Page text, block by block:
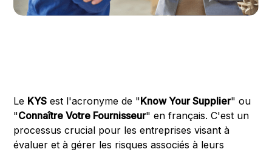
Le KYS est l'acronyme de "Know Your Supplier" ou
"Connaître Votre Fournisseur" en français. C'est un
processus crucial pour les entreprises visant à
évaluer et à gérer les risques associés à leurs